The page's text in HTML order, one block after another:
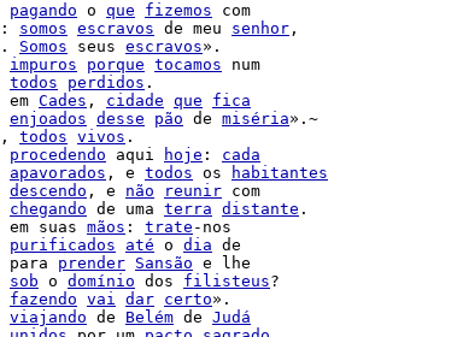
pagando o que fizemos com
: somos escravos de meu senhor ,
. Somos seus escravos».
impuros porque tocamos num
todos perdidos .
em Cades , cidade que
fica
enjoados desse pão de miséria».~
, todos vivos .
procedendo aqui hoje : cada
apavorados , e todos os
habitantes
descendo , e não reunir com
chegando de uma terra distante .
em suas mãos : trate -nos
purificados até o dia de
para prender Sansão e lhe
sob o domínio dos filisteus?
fazendo vai dar certo».
viajando de Belém de Judá